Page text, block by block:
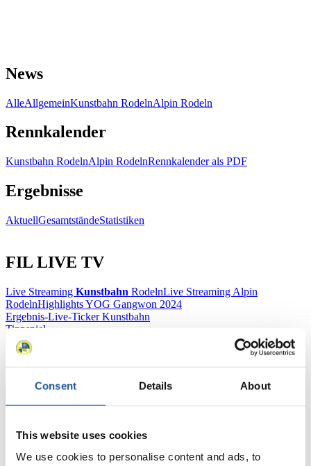
Consent Details About
This website uses cookies
We use cookies to personalise content and ads, to
News
AlleAllgemeinKunstbahn RodelnAlpin Rodeln
Rennkalender
Kunstbahn RodelnAlpin RodelnRennkalender als PDF
Ergebnisse
AktuellGesamtständeStatistiken
FIL LIVE TV
Live Streaming Kunstbahn RodelnLive Streaming Alpin
RodelnHighlights YOG Gangwon 2024
Ergebnis-Live-Ticker Kunstbahn
Tippspiel
Naturbahn
Zielgruppen Anzeigen
Hier finden Sie Informationen für Presse- und Medienvertreter. Sie
haben Zugriff auf Athletenbiographien und Informationen zu